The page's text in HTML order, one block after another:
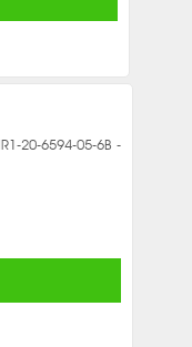
20-6594-05-6B -